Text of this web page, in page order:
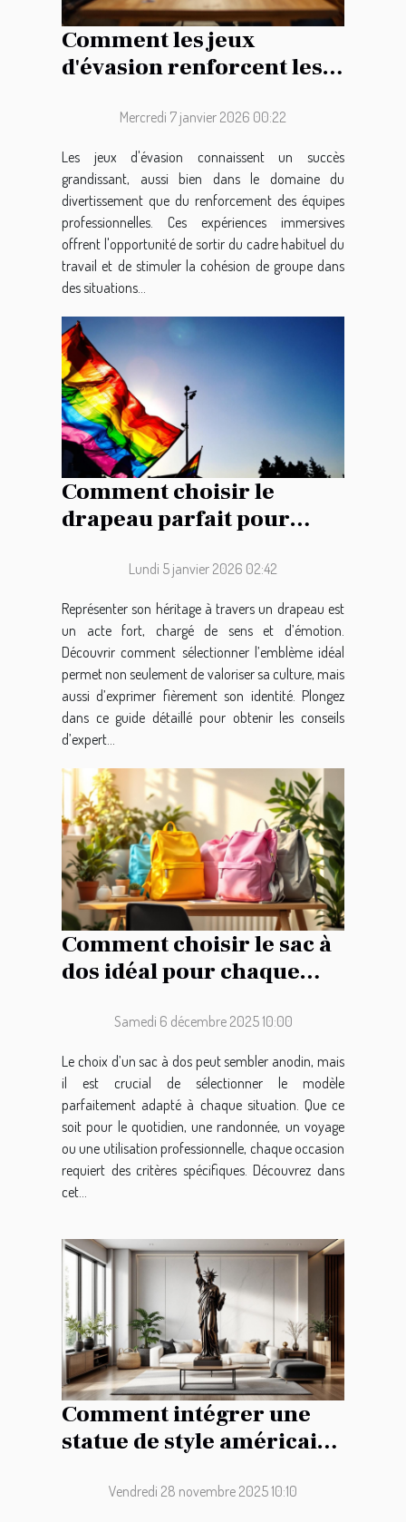
Comment les jeux
d'évasion renforcent les
Mercredi 7 janvier 2026 00:22
Les jeux d'évasion connaissent un succès
grandissant, aussi bien dans le domaine du
divertissement que du renforcement des équipes
professionnelles. Ces expériences immersives
offrent l'opportunité de sortir du cadre habituel du
travail et de stimuler la cohésion de groupe dans
des situations...
Comment choisir le
drapeau parfait pour
héritage ?Lundi 5 janvier 2026 02:42
Représenter son héritage à travers un drapeau est
un acte fort, chargé de sens et d’émotion.
Découvrir comment sélectionner l’emblème idéal
permet non seulement de valoriser sa culture, mais
aussi d’exprimer fièrement son identité. Plongez
dans ce guide détaillé pour obtenir les conseils
d’expert...
Comment choisir le sac à
dos idéal pour chaque
Samedi 6 décembre 2025 10:00
Le choix d’un sac à dos peut sembler anodin, mais
il est crucial de sélectionner le modèle
parfaitement adapté à chaque situation. Que ce
soit pour le quotidien, une randonnée, un voyage
ou une utilisation professionnelle, chaque occasion
requiert des critères spécifiques. Découvrez dans
cet...
Comment intégrer une
statue de style américain
intérieure ?
Vendredi 28 novembre 2025 10:10